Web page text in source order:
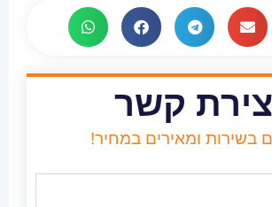
קשר
בשירות ומאירים במחיר!